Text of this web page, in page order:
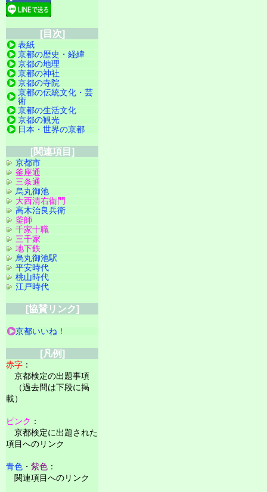
[目次]
表紙
京都の歴史・経緯
京都の地理
京都の神社
京都の寺院
京都の伝統文化・芸
術
京都の生活文化
京都の観光
日本・世界の京都
[関連項目]
京都市
釜座通
三条通
烏丸御池
大西清右衛門
高木治良兵衛
釜師
千家十職
三千家
地下鉄
烏丸御池駅
平安時代
桃山時代
江戸時代
[協賛リンク]
京都いいね！
[凡例]
赤字 ：
京都検定の出題事項
（過去問は下段に掲
載）
ピンク ：
京都検定に出題された
項目へのリンク
青色 ・ 紫色 ：
関連項目へのリンク